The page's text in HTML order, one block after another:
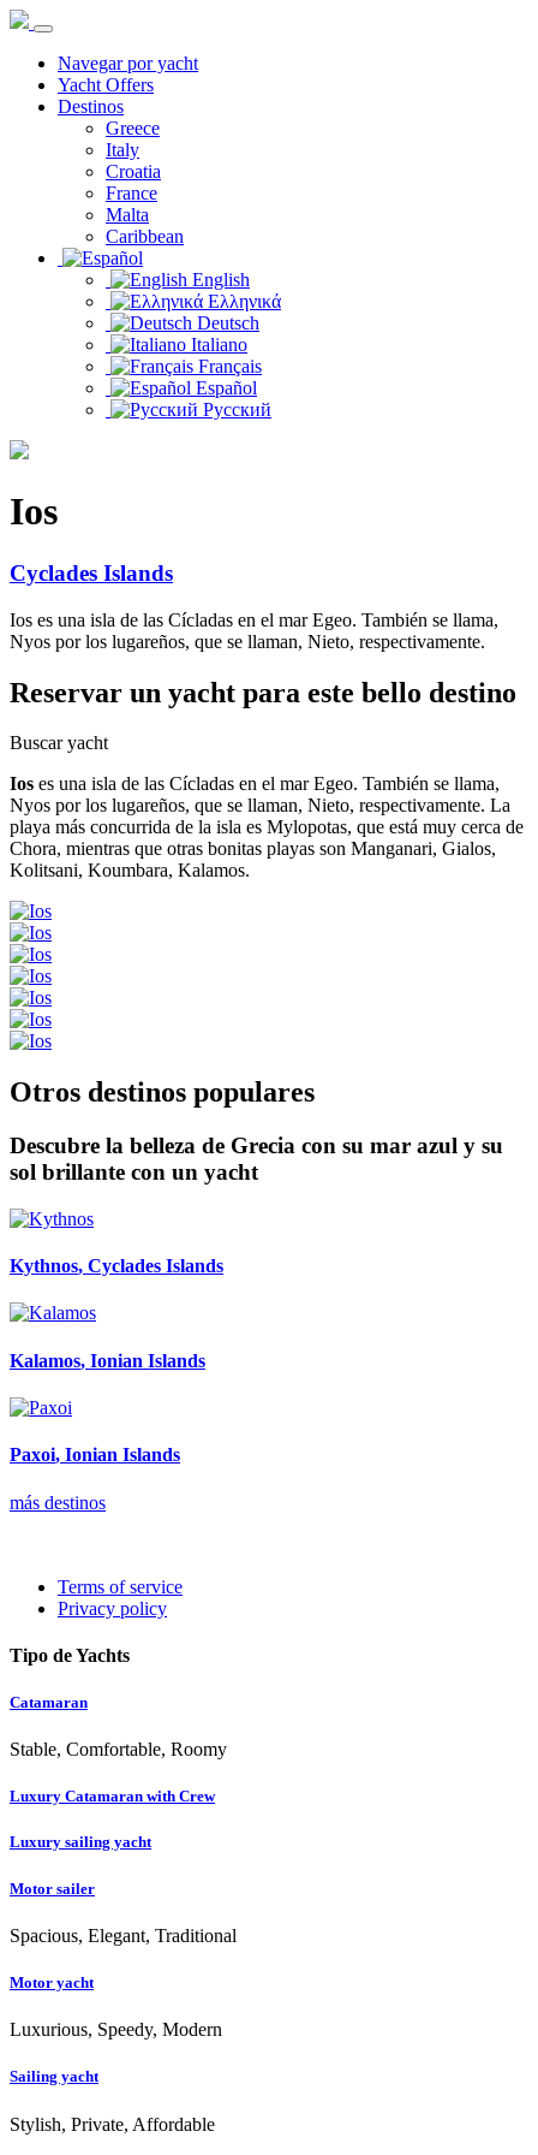
Navegar por yacht
Yacht Offers
Destinos
Greece
Italy
Croatia
France
Malta
Caribbean
English
Ελληνικά
Deutsch
Italiano
Français
Español
Русский
Ios
Cyclades Islands
Ios es una isla de las Cícladas en el mar Egeo. También se llama,
Nyos por los lugareños, que se llaman, Nieto, respectivamente.
Reservar un yacht para este bello destino
Buscar yacht
Ios es una isla de las Cícladas en el mar Egeo. También se llama,
Nyos por los lugareños, que se llaman, Nieto, respectivamente. La
playa más concurrida de la isla es Mylopotas, que está muy cerca de
Chora, mientras que otras bonitas playas son Manganari, Gialos,
Kolitsani, Koumbara, Kalamos.
Otros destinos populares
Descubre la belleza de Grecia con su mar azul y su
sol brillante con un yacht
Kythnos, Cyclades Islands
Kalamos, Ionian Islands
Paxoi, Ionian Islands
más destinos
Terms of service
Privacy policy
Tipo de Yachts
Catamaran
Stable, Comfortable, Roomy
Luxury Catamaran with Crew
Luxury sailing yacht
Motor sailer
Spacious, Elegant, Traditional
Motor yacht
Luxurious, Speedy, Modern
Sailing yacht
Stylish, Private, Affordable